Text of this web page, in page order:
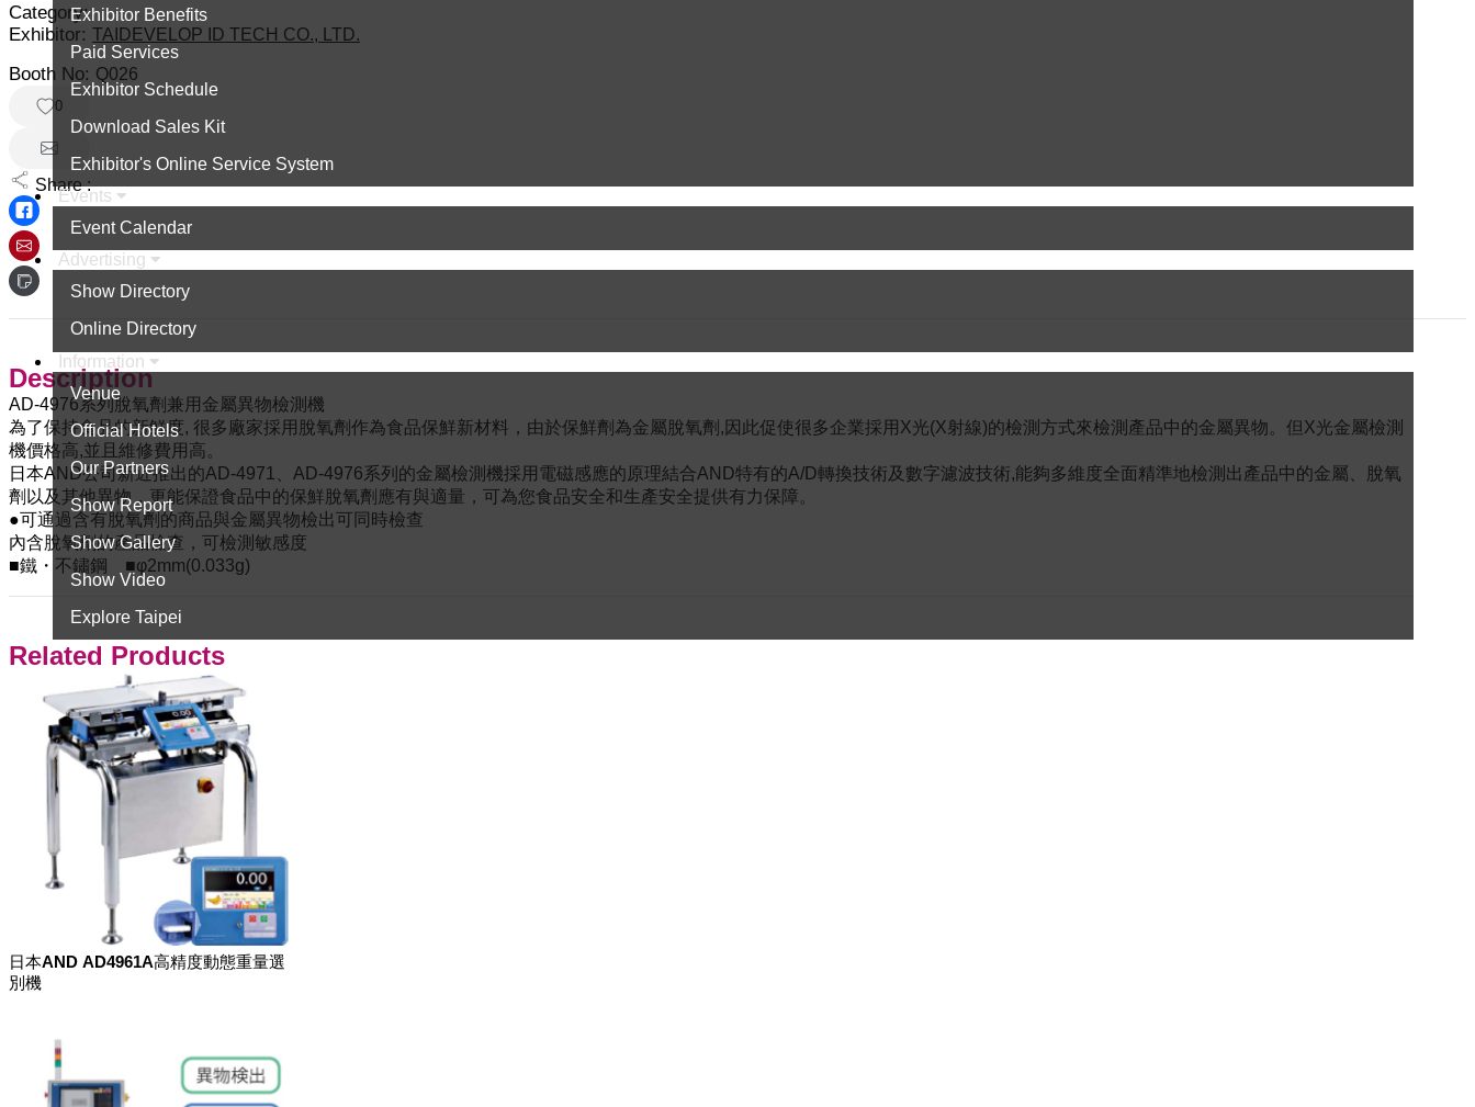
Exhibitor Benefits
Paid Services
Exhibitor Schedule
Download Sales Kit
Exhibitor's Online Service System
Events
Event Calendar
Advertising
Show Directory
Online Directory
Information
Venue
Official Hotels
Our Partners
Show Report
Show Gallery
Show Video
Explore Taipei
Category:
Exhibitor: TAIDEVELOP ID TECH CO., LTD.
Booth No: Q026
0
Share :
Description
AD-4976系列脫氧劑兼用金屬異物檢測機
為了保持食品的新鮮度, 很多廠家採用脫氧劑作為食品保鮮新材料，由於保鮮劑為金屬脫氧劑,因此促使很多企業採用X光(X射線)的檢測方式來檢測產品中的金屬異物。但X光金屬檢測
機價格高,並且維修費用高。
日本AND公司新近推出的AD-4971、AD-4976系列的金屬檢測機採用電磁感應的原理結合AND特有的A/D轉換技術及數字濾波技術,能夠多維度全面精準地檢測出產品中的金屬、脫氧
劑以及其他異物，更能保證食品中的保鮮脫氧劑應有與適量，可為您食品安全和生產安全提供有力保障。
●可通過含有脫氧劑的商品與金屬異物檢出可同時檢查
內含脫氧劑的產品檢查，可檢測敏感度
■鐵・不鏽鋼 ■φ2mm(0.033g)
Related Products
日本AND AD4961A高精度動態重量選
別機